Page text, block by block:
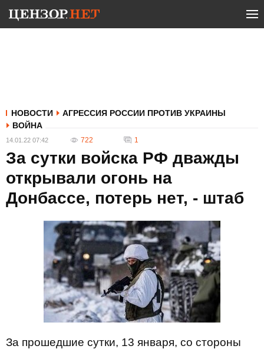
НОВОСТИ
АГРЕССИЯ РОССИИ ПРОТИВ УКРАИНЫ
ВОЙНА
14.01.22 07:42 722 1
За сутки войска РФ дважды
открывали огонь на
Донбассе, потерь нет, - штаб
За прошедшие сутки, 13 января, со стороны